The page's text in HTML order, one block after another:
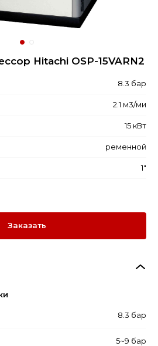
Hitachi OSP-15VARN2
8.3 бар
2.1 м3/ми
15 кВт
ременной
1"
Заказать
8.3 бар
5~9 бар